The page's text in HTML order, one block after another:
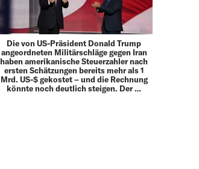
Die von US-Präsident Donald Trump
angeordneten Militärschläge gegen Iran
haben amerikanische Steuerzahler nach
ersten Schätzungen bereits mehr als 1
Mrd. US-$ gekostet – und die Rechnung
könnte noch deutlich steigen. Der …